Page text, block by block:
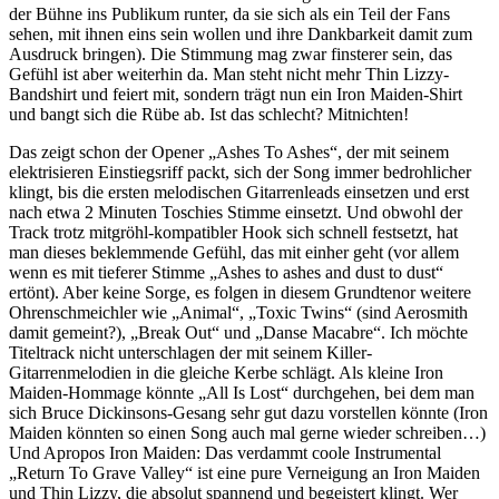
der Bühne ins Publikum runter, da sie sich als ein Teil der Fans
sehen, mit ihnen eins sein wollen und ihre Dankbarkeit damit zum
Ausdruck bringen). Die Stimmung mag zwar finsterer sein, das
Gefühl ist aber weiterhin da. Man steht nicht mehr Thin Lizzy-
Bandshirt und feiert mit, sondern trägt nun ein Iron Maiden-Shirt
und bangt sich die Rübe ab. Ist das schlecht? Mitnichten!
Das zeigt schon der Opener „Ashes To Ashes“, der mit seinem
elektrisieren Einstiegsriff packt, sich der Song immer bedrohlicher
klingt, bis die ersten melodischen Gitarrenleads einsetzen und erst
nach etwa 2 Minuten Toschies Stimme einsetzt. Und obwohl der
Track trotz mitgröhl-kompatibler Hook sich schnell festsetzt, hat
man dieses beklemmende Gefühl, das mit einher geht (vor allem
wenn es mit tieferer Stimme „Ashes to ashes and dust to dust“
ertönt). Aber keine Sorge, es folgen in diesem Grundtenor weitere
Ohrenschmeichler wie „Animal“, „Toxic Twins“ (sind Aerosmith
damit gemeint?), „Break Out“ und „Danse Macabre“. Ich möchte
Titeltrack nicht unterschlagen der mit seinem Killer-
Gitarrenmelodien in die gleiche Kerbe schlägt. Als kleine Iron
Maiden-Hommage könnte „All Is Lost“ durchgehen, bei dem man
sich Bruce Dickinsons-Gesang sehr gut dazu vorstellen könnte (Iron
Maiden könnten so einen Song auch mal gerne wieder schreiben…)
Und Apropos Iron Maiden: Das verdammt coole Instrumental
„Return To Grave Valley“ ist eine pure Verneigung an Iron Maiden
und Thin Lizzy, die absolut spannend und begeistert klingt. Wer